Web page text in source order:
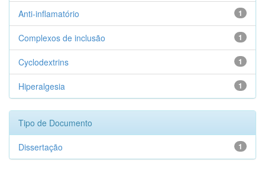
1
Anti-inflamatório
1
Complexos de inclusão
1
Cyclodextrins
1
Hiperalgesia
Tipo de Documento
1
Dissertação